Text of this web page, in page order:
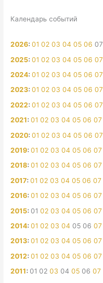
Календарь событий
2026:01 02 03 04 05 06 07
2025:01 02 03 04 05 06 07
2024:01 02 03 04 05 06 07
2023:01 02 03 04 05 06 07
2022:01 02 03 04 05 06 07
2021:01 02 03 04 05 06 07
2020:01 02 03 04 05 06 07
2019:01 02 03 04 05 06 07
2018:01 02 03 04 05 06 07
2017:01 02 03 04 05 06 07
2016:01 02 03 04 05 06 07
2015: 01 02 03 04 05 06 07
2014:01 02 03 04 05 06 07
2013:01 02 03 04 05 06 07
2012:01 02 03 04 05 06 07
2011: 01 02 03 04 05 06 07